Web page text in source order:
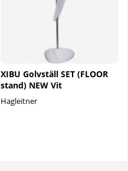
XIBU Golvställ SET (FLOOR
stand) NEW Vit
Hagleitner